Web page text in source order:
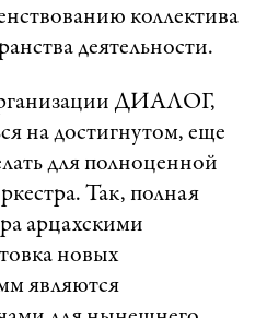
коллектива
деятельности.
ДИАЛОГ,
на достигнутом, еще
для полноценной
Так, полная
арцахскими
новых
являются